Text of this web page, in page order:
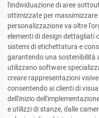
l'individuazione di aree
ottimizzate per
personalizzazione va oltre
elementi di design dettagliati
sistemi di etichettatura e
garantendo una sostenibilità
utilizzano software
creare rappresentazioni
consentendo ai clienti di
dell'inizio
e utilizzi di stanze, dalle